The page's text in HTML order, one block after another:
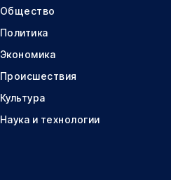
Общество
Политика
Экономика
Происшествия
Культура
Наука и технологии